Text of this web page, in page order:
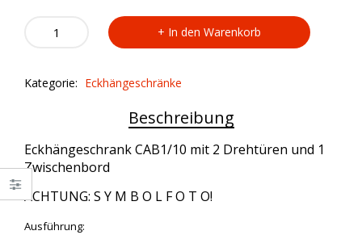
Eckhängeschrank
CAB1/10
In den Warenkorb
Kategorie: Eckhängeschränke
Beschreibung
Eckhängeschrank CAB1/10 mit 2 Drehtüren und 1
Zwischenbord
ACHTUNG: S Y M B O L F O T O!
Ausführung: